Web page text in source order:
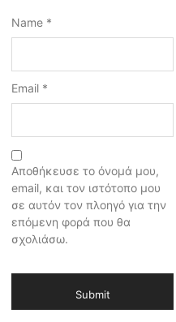
Name *
Email *
Αποθήκευσε το όνομά μου,
email, και τον ιστότοπο μου
σε αυτόν τον πλοηγό για την
επόμενη φορά που θα
σχολιάσω.